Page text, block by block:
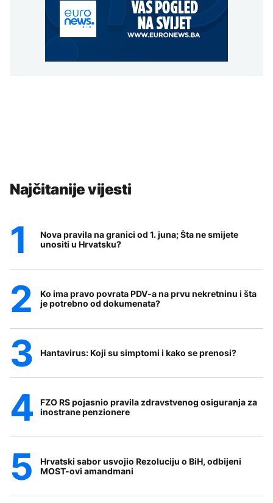
Najčitanije vijesti
Nova pravila na granici od 1. juna; Šta ne smijete
unositi u Hrvatsku?
Ko ima pravo povrata PDV-a na prvu nekretninu i šta
je potrebno od dokumenata?
Hantavirus: Koji su simptomi i kako se prenosi?
FZO RS pojasnio pravila zdravstvenog osiguranja za
inostrane penzionere
Hrvatski sabor usvojio Rezoluciju o BiH, odbijeni
MOST-ovi amandmani